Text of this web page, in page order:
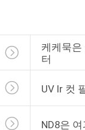
케케묵은
터
UV Ir 컷
ND8은